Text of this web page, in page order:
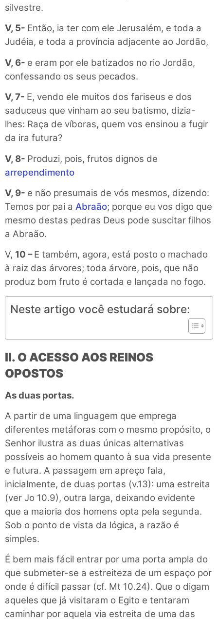
silvestre.
V, 5- Então, ia ter com ele Jerusalém, e toda a
Judéia, e toda a província adjacente ao Jordão,
V, 6- e eram por ele batizados no rio Jordão,
confessando os seus pecados.
V, 7- E, vendo ele muitos dos fariseus e dos
saduceus que vinham ao seu batismo, dizia-
lhes: Raça de víboras, quem vos ensinou a fugir
da ira futura?
V, 8- Produzi, pois, frutos dignos de
arrependimento
V, 9- e não presumais de vós mesmos, dizendo:
Temos por pai a Abraão; porque eu vos digo que
mesmo destas pedras Deus pode suscitar filhos
a Abraão.
V, 10 –E também, agora, está posto o machado
à raiz das árvores; toda árvore, pois, que não
produz bom fruto é cortada e lançada no fogo.
Neste artigo você estudará sobre:
II. O ACESSO AOS REINOS
OPOSTOS
As duas portas.
A partir de uma linguagem que emprega
diferentes metáforas com o mesmo propósito, o
Senhor ilustra as duas únicas alternativas
possíveis ao homem quanto à sua vida presente
e futura. A passagem em apreço fala,
inicialmente, de duas portas (v.13): uma estreita
(ver Jo 10.9), outra larga, deixando evidente
que a maioria dos homens opta pela segunda.
Sob o ponto de vista da lógica, a razão é
simples.
É bem mais fácil entrar por uma porta ampla do
que submeter-se a estreiteza de um espaço por
onde é difícil passar (cf. Mt 10.24). Que o digam
aqueles que já visitaram o Egito e tentaram
caminhar por aquela via estreita de uma das